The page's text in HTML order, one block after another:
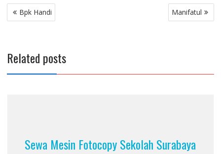
Post
navigation
Bpk Handi Manifatul
Related posts
Sewa Mesin Fotocopy Sekolah Surabaya